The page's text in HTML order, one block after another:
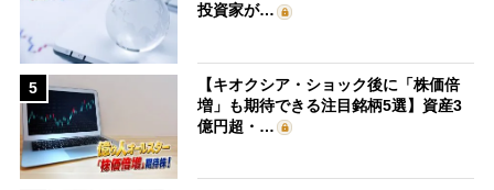
投資家が…
5
【キオクシア・ショック後に「株価倍
増」も期待できる注目銘柄5選】資産3
億円超・…